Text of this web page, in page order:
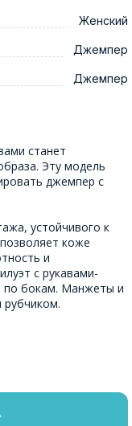
Женский
Джемпер
Джемпер
станет
Эту модель
джемпер с
устойчивого к
коже
и
с рукавами-
по бокам. Манжеты и
рубчиком.